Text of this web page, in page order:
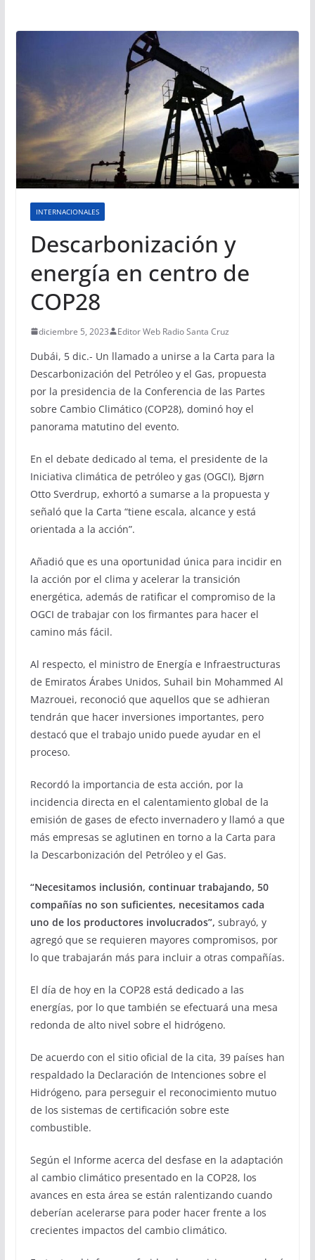
INTERNACIONALES
Descarbonización y
energía en centro de
COP28
diciembre 5, 2023 Editor Web Radio Santa Cruz
Dubái, 5 dic.- Un llamado a unirse a la Carta para la
Descarbonización del Petróleo y el Gas, propuesta
por la presidencia de la Conferencia de las Partes
sobre Cambio Climático (COP28), dominó hoy el
panorama matutino del evento.
En el debate dedicado al tema, el presidente de la
Iniciativa climática de petróleo y gas (OGCI), Bjørn
Otto Sverdrup, exhortó a sumarse a la propuesta y
señaló que la Carta “tiene escala, alcance y está
orientada a la acción”.
Añadió que es una oportunidad única para incidir en
la acción por el clima y acelerar la transición
energética, además de ratificar el compromiso de la
OGCI de trabajar con los firmantes para hacer el
camino más fácil.
Al respecto, el ministro de Energía e Infraestructuras
de Emiratos Árabes Unidos, Suhail bin Mohammed Al
Mazrouei, reconoció que aquellos que se adhieran
tendrán que hacer inversiones importantes, pero
destacó que el trabajo unido puede ayudar en el
proceso.
Recordó la importancia de esta acción, por la
incidencia directa en el calentamiento global de la
emisión de gases de efecto invernadero y llamó a que
más empresas se aglutinen en torno a la Carta para
la Descarbonización del Petróleo y el Gas.
“Necesitamos inclusión, continuar trabajando, 50
compañías no son suficientes, necesitamos cada
uno de los productores involucrados”, subrayó, y
agregó que se requieren mayores compromisos, por
lo que trabajarán más para incluir a otras compañías.
El día de hoy en la COP28 está dedicado a las
energías, por lo que también se efectuará una mesa
redonda de alto nivel sobre el hidrógeno.
De acuerdo con el sitio oficial de la cita, 39 países han
respaldado la Declaración de Intenciones sobre el
Hidrógeno, para perseguir el reconocimiento mutuo
de los sistemas de certificación sobre este
combustible.
Según el Informe acerca del desfase en la adaptación
al cambio climático presentado en la COP28, los
avances en esta área se están ralentizando cuando
deberían acelerarse para poder hacer frente a los
crecientes impactos del cambio climático.